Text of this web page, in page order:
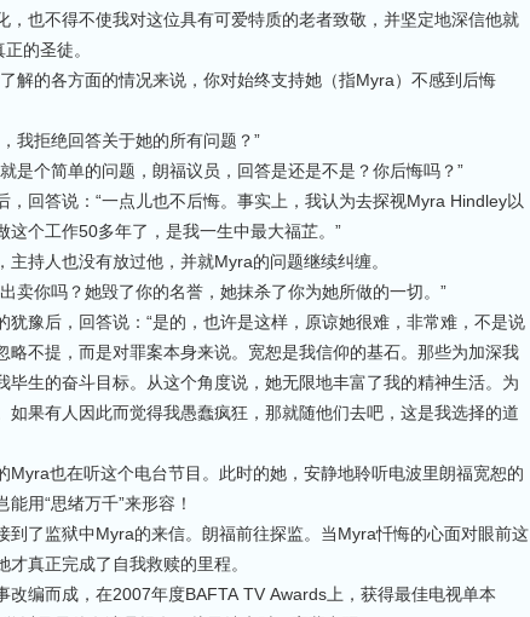
，也不得不使我对这位具有可爱特质的老者致敬，并坚定地深信他就
的圣徒。
解的各方面的情况来说，你对始终支持她（指Myra ）不感到后悔
我拒绝回答关于她的所有问题？ ”
就是个简单的问题，朗福议员，回答是还是不是？你后悔吗？ ”
回答说： “一点儿也不后悔。事实上，我认为去探视Myra Hindley以
这个工作50多年了，是我一生中最大福芷。 ”
持人也没有放过他，并就Myra的问题继续纠缠。
卖你吗？她毁了你的名誉，她抹杀了你为她所做的一切。 ”
豫后，回答说： “是的，也许是这样，原谅她很难，非常难，不是说
略不提，而是对罪案本身来说。宽恕是我信仰的基石。那些为加深我
毕生的奋斗目标。从这个角度说，她无限地丰富了我的精神生活。为
如果有人因此而觉得我愚蠢疯狂，那就随他们去吧，这是我选择的道
Myra也在听这个电台节目。此时的她，安静地聆听电波里朗福宽恕的
能用“思绪万千”来形容！
了监狱中 Myra的来信。朗福前往探监。当 Myra忏悔的心面对眼前这
才真正完成了自我救赎的里程。
编而成，在2007年度BAFTA TV Awards上，获得最佳电视单本